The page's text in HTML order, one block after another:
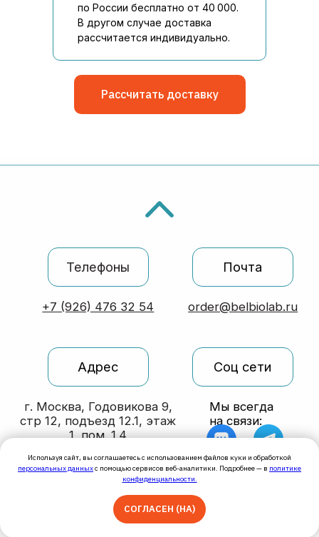
по России бесплатно от 40 000.
В другом случае доставка
рассчитается индивидуально.
Рассчитать доставку
Используя сайт, вы соглашаетесь с использованием файлов куки и обработкой
персональных данныхс помощью сервисов веб-аналитики. Подробнее — в политике
конфиденциальности.
СОГЛАСЕН (НА)